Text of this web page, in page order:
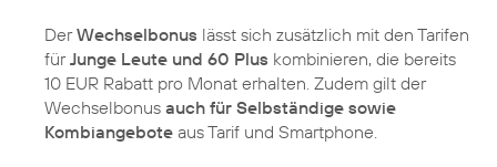
DerWechselbonus lässt sich zusätzlich mit den Tarifen
fürJunge Leute und 60 Plus kombinieren, die bereits
10 EUR Rabatt pro Monat erhalten. Zudem gilt der
Wechselbonus auch für Selbständige sowie
Kombiangebote aus Tarif und Smartphone.